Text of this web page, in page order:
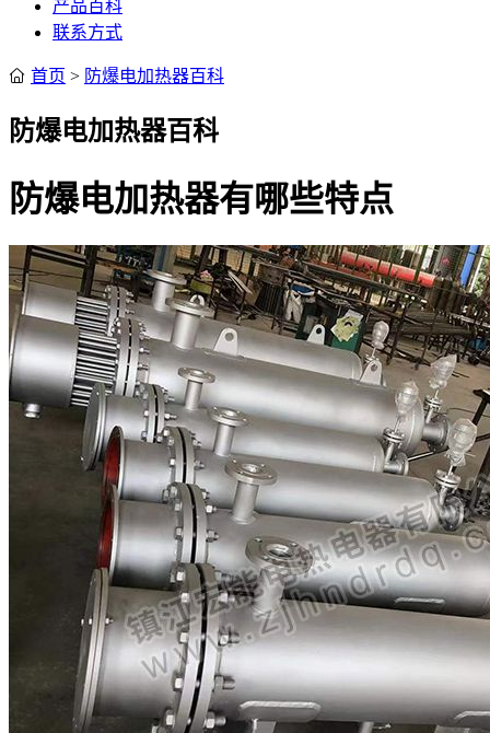
产品百科
联系方式
 首页 > 防爆电加热器百科
防爆电加热器百科
防爆电加热器有哪些特点